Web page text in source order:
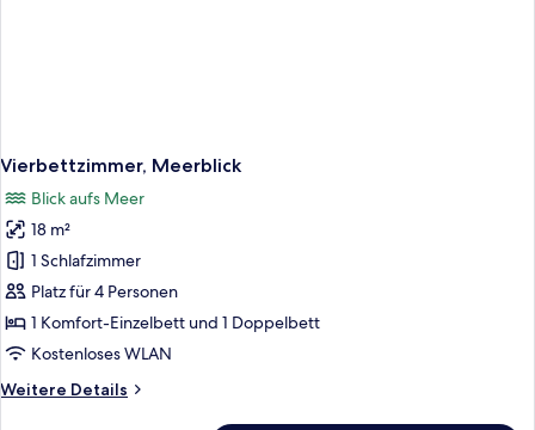
Vierbettzimmer, Meerblick
Blick aufs Meer
18 m²
1 Schlafzimmer
Platz für 4 Personen
1 Komfort-Einzelbett und 1 Doppelbett
Kostenloses WLAN
Weitere Details
Weitere